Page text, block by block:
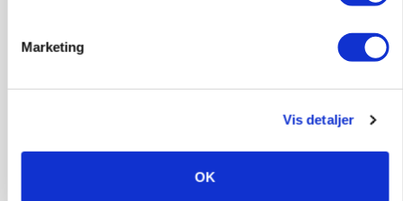
Marketing
Vis detaljer
OK